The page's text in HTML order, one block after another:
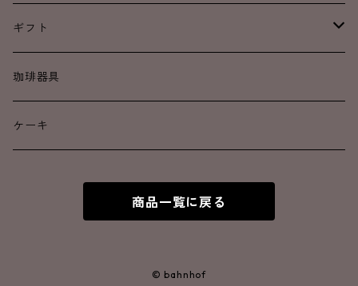
中深煎り
深煎り
中深煎り
深煎り
カフェインレス
ギフト
ドリップコーヒー
焼き菓子
珈琲器具
ケーキ
商品一覧に戻る
© bahnhof